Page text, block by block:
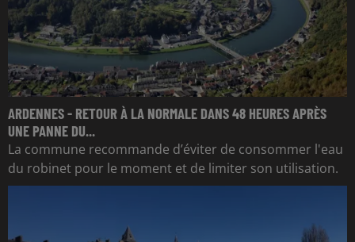
ARDENNES - RETOUR À LA NORMALE DANS 48 HEURES APRÈS
UNE PANNE DU...
La commune recommande d’éviter de consommer l'eau
du robinet pour le moment et de limiter son utilisation.